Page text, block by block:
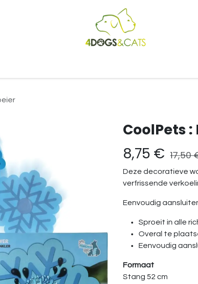
CoolPets
8,75 € 17,50
Deze decoratieve
verfrissende
Eenvoudig
Sproeit in alle
Overal te
Eenvoudig
Formaat
Stang 52 cm